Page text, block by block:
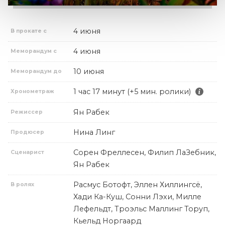
В прокате с 4 июня
Меморандум с 4 июня
Меморандум до 10 июня
Хронометраж 1 час 17 минут (+5 мин. ролики)
Режиссер Ян Рабек
Продюсер Нина Линг
Сценарист
Сорен Фреллесен, Филип ЛаЗебник,
Ян Рабек
В ролях
Расмус Ботофт, Эллен Хиллингсё,
Хади Ка-Куш, Сонни Лэхи, Милле
Лефельдт, Троэльс Маллинг Торуп,
Кьельд Норгаард